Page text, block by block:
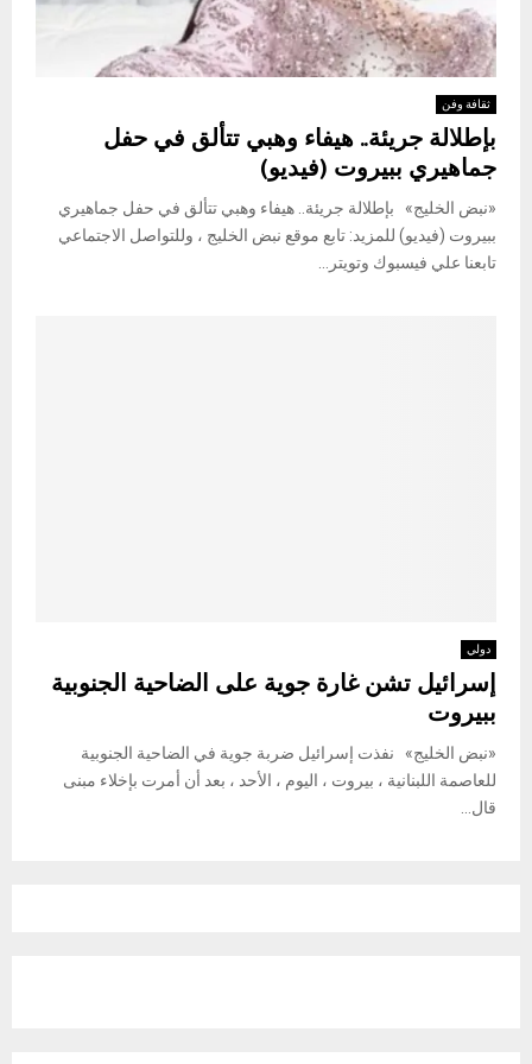
ثقافة وفن
بإطلالة جريئة.. هيفاء وهبي تتألق في حفل
جماهيري ببيروت (فيديو)
«نبض الخليج» بإطلالة جريئة.. هيفاء وهبي تتألق في حفل جماهيري
ببيروت (فيديو) للمزيد: تابع موقع نبض الخليج ، وللتواصل الاجتماعي
تابعنا علي فيسبوك وتويتر...
دولي
إسرائيل تشن غارة جوية على الضاحية الجنوبية
ببيروت
«نبض الخليج» نفذت إسرائيل ضربة جوية في الضاحية الجنوبية
للعاصمة اللبنانية ، بيروت ، اليوم ، الأحد ، بعد أن أمرت بإخلاء مبنى
قال...